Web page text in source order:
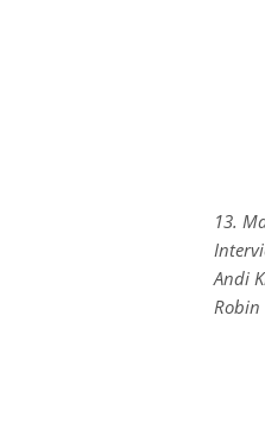
13.
Links
zu
den
Links
zu
Andi